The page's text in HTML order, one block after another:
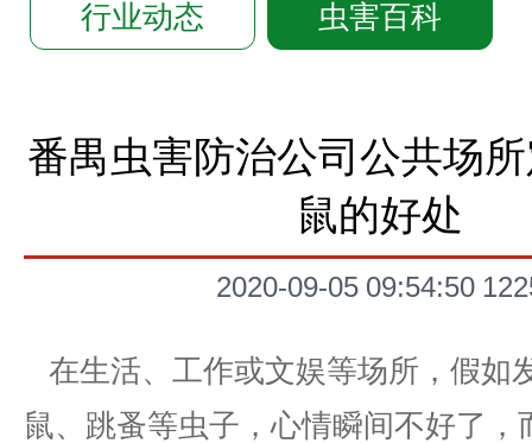
行业动态 虫害百科
番禺虫害防治公司公共场
鼠的好处
2020-09-05 09:54:50
在生活、工作或文娱等场所，假如
鼠、跳蚤等虫子，心情瞬间不好了，